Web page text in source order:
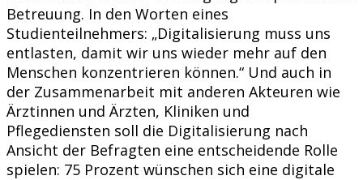
Betreuung. In den Worten eines
Studienteilnehmers: „Digitalisierung muss uns
entlasten, damit wir uns wieder mehr auf den
Menschen konzentrieren können.“ Und auch in
der Zusammenarbeit mit anderen Akteuren wie
Ärztinnen und Ärzten, Kliniken und
Pflegediensten soll die Digitalisierung nach
Ansicht der Befragten eine entscheidende Rolle
spielen: 75 Prozent wünschen sich eine digitale